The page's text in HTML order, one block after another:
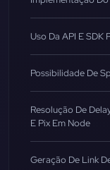
Uso Da API E SDK
Possibilidade De
Resolução De
E Pix Em Node
Geração De Link